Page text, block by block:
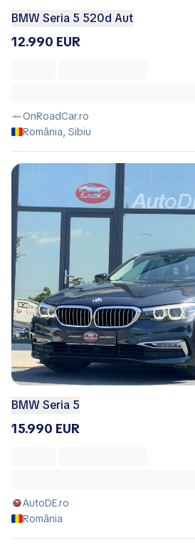
BMW Seria 5 520d Aut
12.990 EUR
OnRoadCar.ro
România, Sibiu
BMW Seria 5
15.990 EUR
AutoDE.ro
România